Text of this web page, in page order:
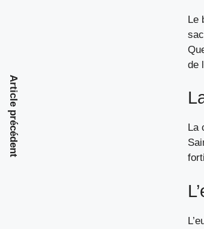
Le
de
La
Article précédent